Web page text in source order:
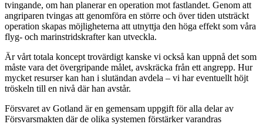
tvingande, om han planerar en operation mot fastlandet. Genom att
angriparen tvingas att genomföra en större och över tiden utsträckt
operation skapas möjligheterna att utnyttja den höga effekt som våra
flyg- och marinstridskrafter kan utveckla.
Är vårt totala koncept trovärdigt kanske vi också kan uppnå det som
måste vara det övergripande målet, avskräcka från ett angrepp. Hur
mycket resurser kan han i slutändan avdela – vi har eventuellt höjt
tröskeln till en nivå där han avstår.
Försvaret av Gotland är en gemensam uppgift för alla delar av
Försvarsmakten där de olika systemen förstärker varandras